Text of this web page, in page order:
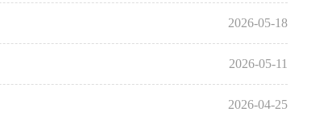
2026-05-18
2026-05-11
2026-04-25